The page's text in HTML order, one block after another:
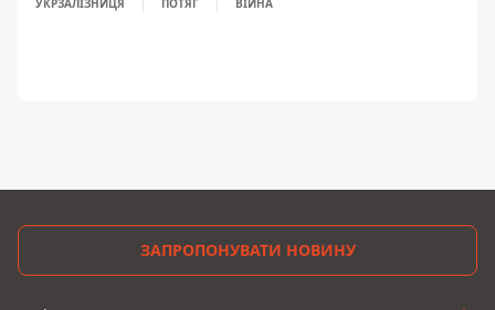
УКРЗАЛІЗНИЦЯ ПОТЯГ ВІЙНА
ЗАПРОПОНУВАТИ НОВИНУ